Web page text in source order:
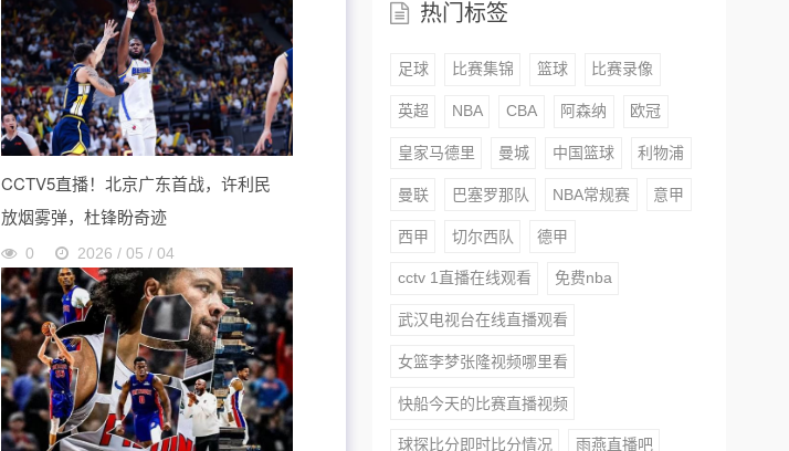
CCTV5直播！北京广东首战，许利民
放烟雾弹，杜锋盼奇迹
0 2026 / 05 / 04
热门标签
足球 比赛集锦 篮球 比赛录像
英超 NBA CBA 阿森纳 欧冠
皇家马德里 曼城 中国篮球 利物浦
曼联 巴塞罗那队 NBA常规赛 意甲
西甲 切尔西队 德甲
cctv 1直播在线观看 免费nba
武汉电视台在线直播观看
女篮李梦张隆视频哪里看
快船今天的比赛直播视频
球探比分即时比分情况 雨燕直播吧